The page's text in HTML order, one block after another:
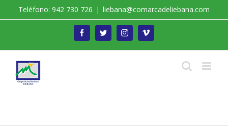
Teléfono: 942 730 726 | liebana@comarcadeliebana.com
FacebookTwitterInstagramVimeo